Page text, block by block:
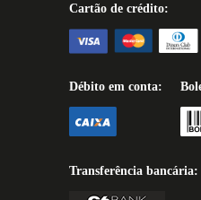
Cartão de crédito:
Débito em conta:
Transferência bancária: